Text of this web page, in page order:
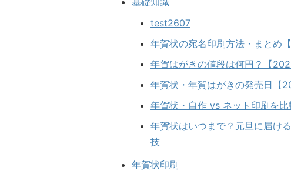
test2607
年賀状の宛名印刷方法・まとめ
年賀はがきの値段は何円？【
年賀状・年賀はがきの発売日【
年賀状・自作 vs ネット印刷を比
年賀状はいつまで？元旦に届け
技
年賀状印刷